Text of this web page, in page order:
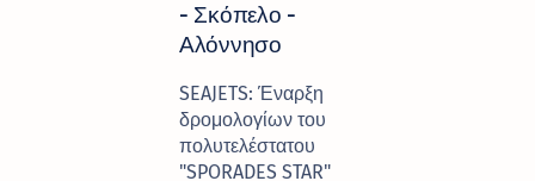
- Σκόπελο -
Αλόννησο
SEAJETS: Έναρξη
δρομολογίων του
πολυτελέστατου
"SPORADES STAR"